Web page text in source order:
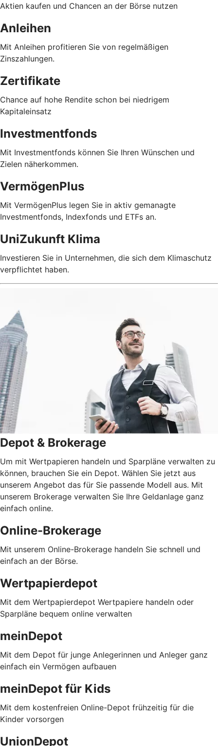
Aktien kaufen und Chancen an der Börse nutzen
Anleihen
Mit Anleihen profitieren Sie von regelmäßigen
Zinszahlungen.
Zertifikate
Chance auf hohe Rendite schon bei niedrigem
Kapitaleinsatz
Investmentfonds
Mit Investmentfonds können Sie Ihren Wünschen und
Zielen näherkommen.
VermögenPlus
Mit VermögenPlus legen Sie in aktiv gemanagte
Investmentfonds, Indexfonds und ETFs an.
UniZukunft Klima
Investieren Sie in Unternehmen, die sich dem Klimaschutz
verpflichtet haben.
Depot & Brokerage
Um mit Wertpapieren handeln und Sparpläne verwalten zu
können, brauchen Sie ein Depot. Wählen Sie jetzt aus
unserem Angebot das für Sie passende Modell aus. Mit
unserem Brokerage verwalten Sie Ihre Geldanlage ganz
einfach online.
Online-Brokerage
Mit unserem Online-Brokerage handeln Sie schnell und
einfach an der Börse.
Wertpapierdepot
Mit dem Wertpapierdepot Wertpapiere handeln oder
Sparpläne bequem online verwalten
meinDepot
Mit dem Depot für junge Anlegerinnen und Anleger ganz
einfach ein Vermögen aufbauen
meinDepot für Kids
Mit dem kostenfreien Online-Depot frühzeitig für die
Kinder vorsorgen
UnionDepot